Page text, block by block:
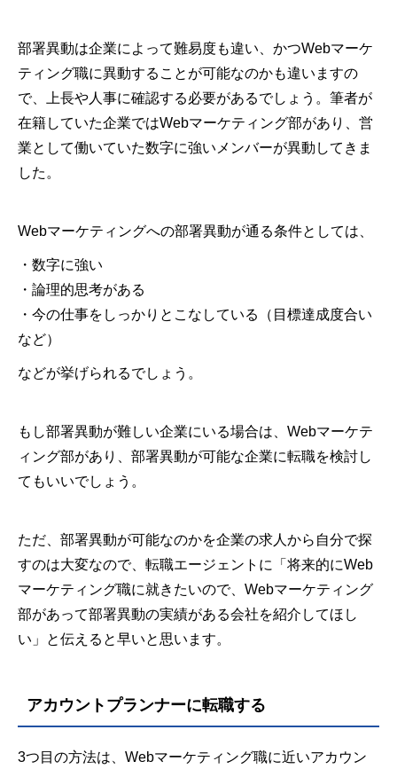
部署異動は企業によって難易度も違い、かつWebマーケ
ティング職に異動することが可能なのかも違いますの
で、上長や人事に確認する必要があるでしょう。筆者が
在籍していた企業ではWebマーケティング部があり、営
業として働いていた数字に強いメンバーが異動してきま
した。
Webマーケティングへの部署異動が通る条件としては、
・数字に強い
・論理的思考がある
・今の仕事をしっかりとこなしている（目標達成度合い
など）
などが挙げられるでしょう。
もし部署異動が難しい企業にいる場合は、Webマーケテ
ィング部があり、部署異動が可能な企業に転職を検討し
てもいいでしょう。
ただ、部署異動が可能なのかを企業の求人から自分で探
すのは大変なので、転職エージェントに「将来的にWeb
マーケティング職に就きたいので、Webマーケティング
部があって部署異動の実績がある会社を紹介してほし
い」と伝えると早いと思います。
アカウントプランナーに転職する
3つ目の方法は、Webマーケティング職に近いアカウン